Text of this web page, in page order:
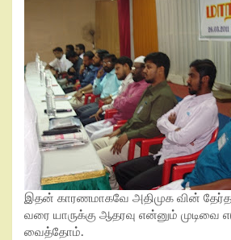
இதன் காரணமாகவே அதிமுக வின்
வரை யாருக்கு ஆதரவு என்னும் முடிவை
வைத்தோம்.